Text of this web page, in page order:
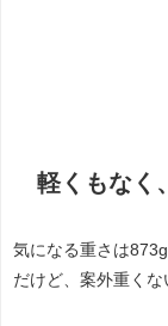
軽くもなく
気になる重さは
だけど、案外重くな